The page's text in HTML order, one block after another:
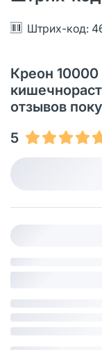
Штрих-код:
Креон 10000
отзывов
5